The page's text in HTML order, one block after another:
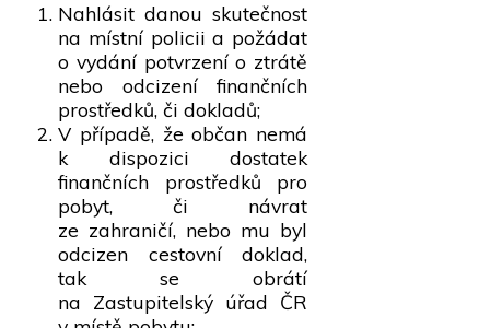
Nahlásit danou skutečnost
na místní policii a požádat
o vydání potvrzení o ztrátě
nebo odcizení finančních
prostředků, či dokladů;
V případě, že občan nemá
k dispozici dostatek
finančních prostředků pro
pobyt, či návrat
ze zahraničí, nebo mu byl
odcizen cestovní doklad,
tak se obrátí
na Zastupitelský úřad ČR